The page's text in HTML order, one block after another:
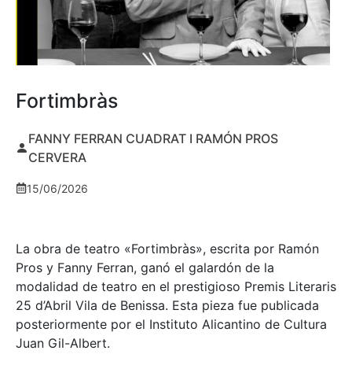
Fortimbràs
FANNY FERRAN CUADRAT I RAMÓN PROS
CERVERA
15/06/2026
La obra de teatro «Fortimbràs», escrita por Ramón
Pros y Fanny Ferran, ganó el galardón de la
modalidad de teatro en el prestigioso Premis Literaris
25 d’Abril Vila de Benissa. Esta pieza fue publicada
posteriormente por el Instituto Alicantino de Cultura
Juan Gil-Albert.